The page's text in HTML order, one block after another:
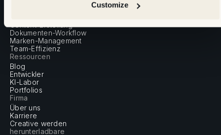
Customize
Dokumenten-Workflow
Marken-Management
Team-Effizienz
Ressourcen
Blog
Entwickler
KI-Labor
Portfolios
Firma
Über uns
Karriere
Creative werden
herunterladbare